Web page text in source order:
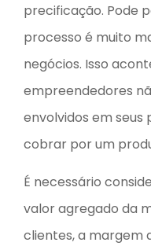
precificação. Pode
processo é muito
negócios. Isso
empreendedores
envolvidos em
cobrar por um
É necessário
valor agregado da
clientes, a margem